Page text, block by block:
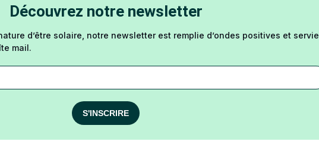
Découvrez notre newsletter
d’être solaire, notre newsletter est remplie d’ondes positives et servie
mail.
S'INSCRIRE